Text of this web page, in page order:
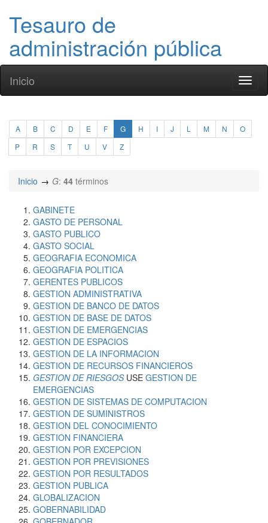
Tesauro de
administración pública
Inicio
A B C D E F G H I J L M N
O
P
R S T U V Z
Inicio G: 44 términos
GABINETE
GASTO DE PERSONAL
GASTO PUBLICO
GASTO SOCIAL
GEOGRAFIA ECONOMICA
GEOGRAFIA POLITICA
GERENTES PUBLICOS
GESTION ADMINISTRATIVA
GESTION DE BANCO DE DATOS
GESTION DE BASE DE DATOS
GESTION DE EMERGENCIAS
GESTION DE ESPACIOS
GESTION DE LA INFORMACION
GESTION DE RECURSOS FINANCIEROS
GESTION DE RIESGOSUSE GESTION DE
EMERGENCIAS
GESTION DE SISTEMAS DE COMPUTACION
GESTION DE SUMINISTROS
GESTION DEL CONOCIMIENTO
GESTION FINANCIERA
GESTION POR EXCEPCION
GESTION POR PREVISIONES
GESTION POR RESULTADOS
GESTION PUBLICA
GLOBALIZACION
GOBERNABILIDAD